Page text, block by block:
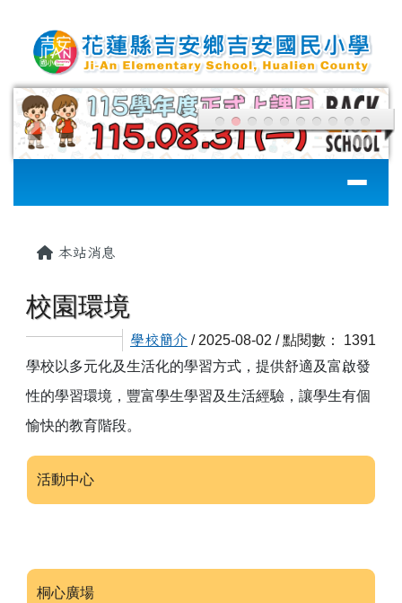
花蓮縣吉安國小
本站消息
校園環境
學校簡介 / 2025-08-02 / 點閱數： 1391
學校以多元化及生活化的學習方式，提供舒適及富啟發
性的學習環境，豐富學生學習及生活經驗，讓學生有個
愉快的教育階段。
活動中心
桐心廣場